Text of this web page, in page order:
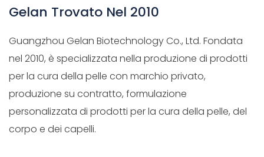
Gelan Trovato Nel 2010
Guangzhou Gelan Biotechnology Co., Ltd. Fondata
nel 2010, è specializzata nella produzione di prodotti
per la cura della pelle con marchio privato,
produzione su contratto, formulazione
personalizzata di prodotti per la cura della pelle, del
corpo e dei capelli.